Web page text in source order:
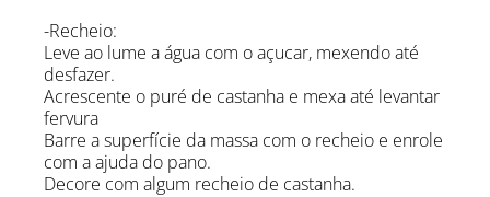
-Recheio:
Leve ao lume a água com o açucar, mexendo até
desfazer.
Acrescente o puré de castanha e mexa até levantar
fervura
Barre a superfície da massa com o recheio e enrole
com a ajuda do pano.
Decore com algum recheio de castanha.